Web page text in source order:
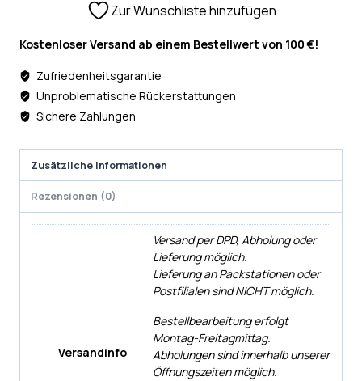
Zur Wunschliste hinzufügen
Kostenloser Versand ab einem Bestellwert von 100 €!
Zufriedenheitsgarantie
Unproblematische Rückerstattungen
Sichere Zahlungen
Zusätzliche Informationen
Rezensionen (0)
Versandinfo
Versand per DPD, Abholung oder
Lieferung möglich.
Lieferung an Packstationen oder
Postfilialen sind NICHT möglich.
Bestellbearbeitung erfolgt
Montag-Freitagmittag.
Abholungen sind innerhalb unserer
Öffnungszeiten möglich.